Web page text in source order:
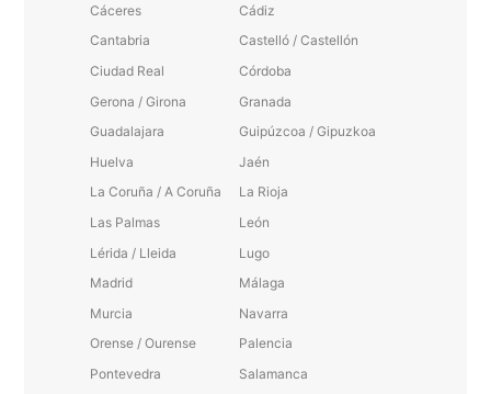
Cáceres
Cádiz
Cantabria
Castelló / Castellón
Ciudad Real
Córdoba
Gerona / Girona
Granada
Guadalajara
Guipúzcoa / Gipuzkoa
Huelva
Jaén
La Coruña / A Coruña
La Rioja
Las Palmas
León
Lérida / Lleida
Lugo
Madrid
Málaga
Murcia
Navarra
Orense / Ourense
Palencia
Pontevedra
Salamanca